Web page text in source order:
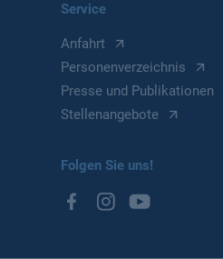
Service
Anfahrt
Personenverzeichnis
Presse und Publikationen
Stellenangebote
Folgen Sie uns!